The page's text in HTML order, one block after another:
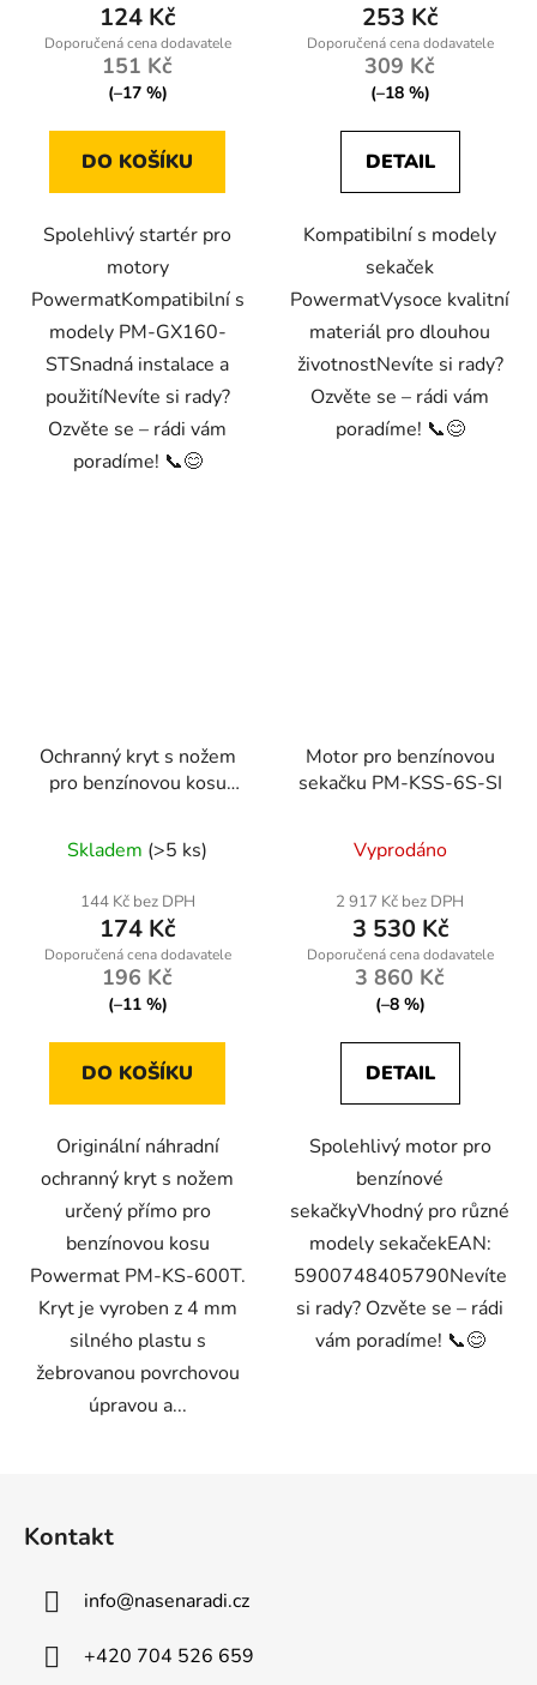
124 Kč
151 Kč
(–17 %)
DO KOŠÍKU
Spolehlivý startér pro
motory
PowermatKompatibilní s
modely PM-GX160-
STSnadná instalace a
použitíNevíte si rady?
Ozvěte se – rádi vám
poradíme! 📞😊
253 Kč
309 Kč
(–18 %)
DETAIL
Kompatibilní s modely
sekaček
PowermatVysoce kvalitní
materiál pro dlouhou
životnostNevíte si rady?
Ozvěte se – rádi vám
poradíme! 📞😊
Ochranný kryt s nožem
pro benzínovou kosu
600T
Skladem (>5 ks)
144 Kč bez DPH
174 Kč
196 Kč
(–11 %)
DO KOŠÍKU
Originální náhradní
ochranný kryt s nožem
určený přímo pro
benzínovou kosu
Powermat PM-KS-600T.
Kryt je vyroben z 4 mm
silného plastu s
žebrovanou povrchovou
úpravou a...
Motor pro benzínovou
sekačku PM-KSS-6S-SI
Vyprodáno
2 917 Kč bez DPH
3 530 Kč
3 860 Kč
(–8 %)
DETAIL
Spolehlivý motor pro
benzínové
sekačkyVhodný pro různé
modely sekačekEAN:
5900748405790Nevíte
si rady? Ozvěte se – rádi
vám poradíme! 📞😊
Kontakt
info@nasenaradi.cz
+420 704 526 659